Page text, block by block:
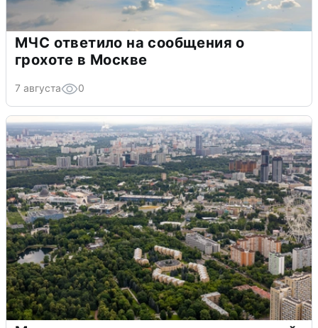
МЧС ответило на сообщения о
грохоте в Москве
7 августа 0